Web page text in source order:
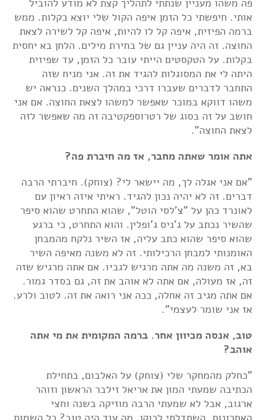
פה משהו מעניין שנתתי לתהליך קצת לא מודע להוביל
אותי. חיפשתי כל הזמן איפה הקול שלי יוצא בקלות. ממש
ברמה הפיזית, איפה קל לו להיות, איפה קל לשירה לצאת
החוצה. זה היה עניין גם של בחירת מילים. הלחן בא יחסית
בקלות. על הטקסטים הייתי עובר כל הזמן, עד שפיזית
היתה לי את המסוגלות להגיד את זה. אני מניח שזה
התחבר לדברים שעברו דרכי במהלך השנים. כנראה יש
משהו דווקא במוכר שאפשר למשהו לצאת החוצה. אם אני
חושב על זה בסוג של רטרוספקטיבה זה מה שאפשר לזה
לצאת החוצה".
אתה אומר שאתה מחבר, אז מה חיברת פה?
"אם אני אגלה לך, מה יישאר לי? (צוחק). חיברתי הרבה
דברים. זה לא יהיה נכון להגיד. ראיתי איזה ראיון עם
לאונרד כהן על "צ'לסי הוטל", שהוא התחרט שהוא סיפר
שהשיר נכתב על ג'ניס ג'ופלין. והוא התחרט, כי ברגע
שהוא סיפר שהוא כתב עליה, אז השיר נלקח מהמבחן
האומנותי למבחן הרכילותי. זה לא משנה מאיפה השיר
בא, זה משנה מה אתה מרגיש לגביו. אם אתה מרגיש שזה
זה, אז מעולה, אם אתה לא אוהב את זה, גם בסדר גמור.
אם אתה מגיב זה אחלה, ככה אני רואה את זה. לטוב ולרע.
אז אני שומר לעצמי".
טוב, אנסה מכיוון אחר. ברמה המקומית את מי אתה
אוהב?
"כחלק מהמחקר שלי (צוחק) על האלבום, בתחילת
הכתיבה שמעתי המון את אריאל זילבר הראשון וזוהר
ארגוב, אבל לא שמעתי הרבה מוזיקה בשנה וחצי